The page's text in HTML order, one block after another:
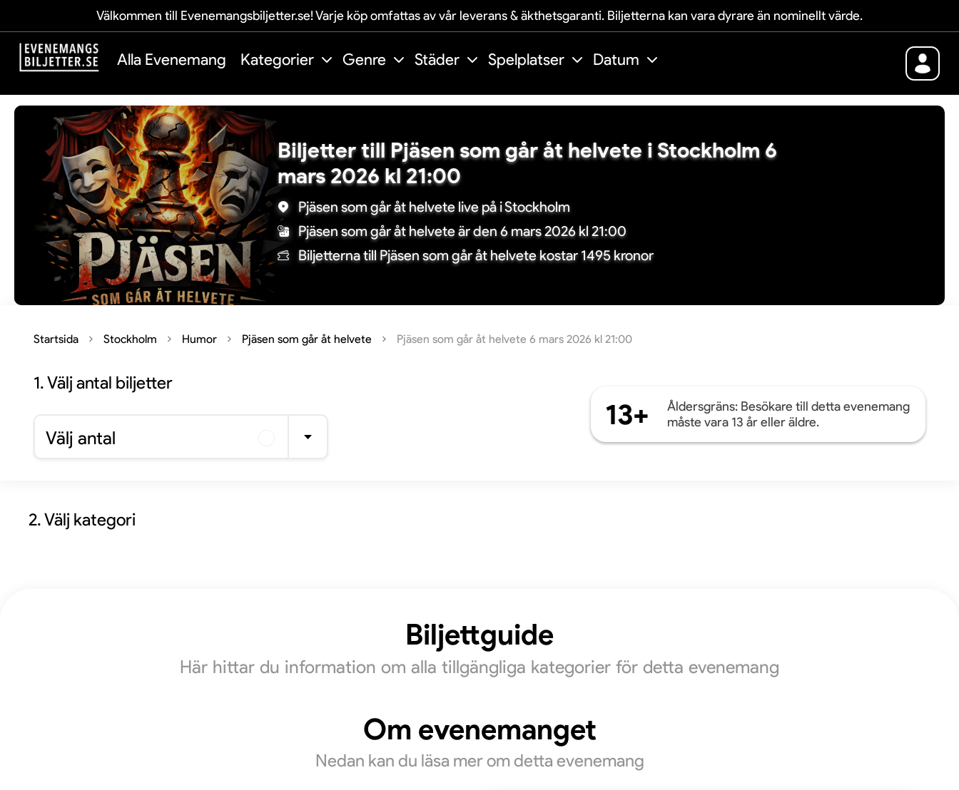
Välkommen till Evenemangsbiljetter.se! Varje köp omfattas av vår leverans & äkthetsgaranti. Biljetterna kan vara dyrare än nominellt värde.
Alla Evenemang Kategorier Genre Städer Spelplatser Datum
Biljetter till Pjäsen som går åt helvete i Stockholm 6
mars 2026 kl 21:00
Pjäsen som går åt helvete live på i Stockholm
Pjäsen som går åt helvete är den 6 mars 2026 kl 21:00
Biljetterna till Pjäsen som går åt helvete kostar 1495 kronor
Startsida Stockholm Humor Pjäsen som går åt helvete Pjäsen som går åt helvete 6 mars 2026 kl 21:00
1.Välj antal biljetter
Välj antal
13+
Åldersgräns: Besökare till detta evenemang
måste vara 13 år eller äldre.
2. Välj kategori
Biljettguide
Här hittar du information om alla tillgängliga kategorier för detta evenemang
Om evenemanget
Nedan kan du läsa mer om detta evenemang